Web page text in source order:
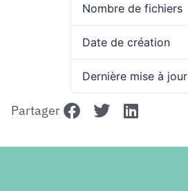
Nombre de fichiers
Date de création
Dernière mise à jour
Partager